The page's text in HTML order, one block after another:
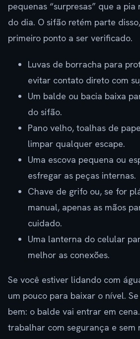
pequenas “surpresas” que a
do dia. O sifão retém parte
primeiro ponto a ser verificado.
Luvas de borracha para
evitar contato direto com
Um balde ou bacia baixa
do sifão.
Pano velho, toalhas de
limpar qualquer escape.
Uma escova pequena ou
esfregar as peças internas.
Chave de grifo ou, se for
manual, apenas as mãos
cuidado.
Uma lanterna do celular
melhor as conexões.
Se você estiver lidando com
um pouco para baixar o nível.
bem: o balde vai entrar em
trabalhar com segurança e sem